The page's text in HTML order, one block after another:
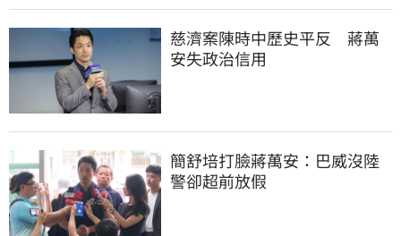
慈濟案陳時中歷史平反　蔣萬
安失政治信用
簡舒培打臉蔣萬安：巴威沒陸
警卻超前放假